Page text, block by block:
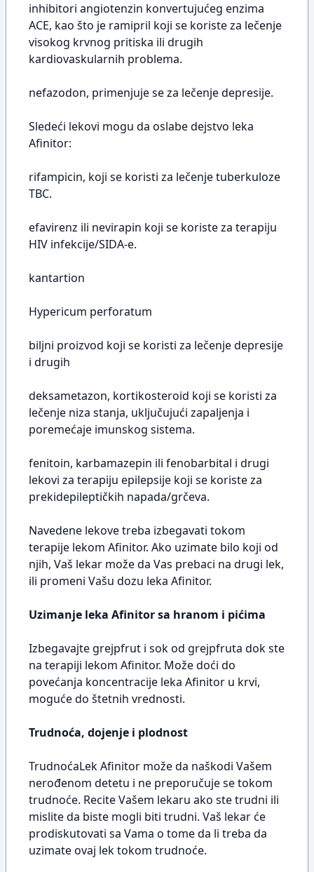
inhibitori angiotenzin konvertujućeg enzima
ACE, kao što je ramipril koji se koriste za lečenje
visokog krvnog pritiska ili drugih
kardiovaskularnih problema.
nefazodon, primenjuje se za lečenje depresije.
Sledeći lekovi mogu da oslabe dejstvo leka
Afinitor:
rifampicin, koji se koristi za lečenje tuberkuloze
TBC.
efavirenz ili nevirapin koji se koriste za terapiju
HIV infekcije/SIDA-e.
kantartion
Hypericum perforatum
biljni proizvod koji se koristi za lečenje depresije
i drugih
deksametazon, kortikosteroid koji se koristi za
lečenje niza stanja, uključujući zapaljenja i
poremećaje imunskog sistema.
fenitoin, karbamazepin ili fenobarbital i drugi
lekovi za terapiju epilepsije koji se koriste za
prekidepileptičkih napada/grčeva.
Navedene lekove treba izbegavati tokom
terapije lekom Afinitor. Ako uzimate bilo koji od
njih, Vaš lekar može da Vas prebaci na drugi lek,
ili promeni Vašu dozu leka Afinitor.
Uzimanje leka Afinitor sa hranom i pićima
Izbegavajte grejpfrut i sok od grejpfruta dok ste
na terapiji lekom Afinitor. Može doći do
povećanja koncentracije leka Afinitor u krvi,
moguće do štetnih vrednosti.
Trudnoća, dojenje i plodnost
TrudnoćaLek Afinitor može da naškodi Vašem
nerođenom detetu i ne preporučuje se tokom
trudnoće. Recite Vašem lekaru ako ste trudni ili
mislite da biste mogli biti trudni. Vaš lekar će
prodiskutovati sa Vama o tome da li treba da
uzimate ovaj lek tokom trudnoće.